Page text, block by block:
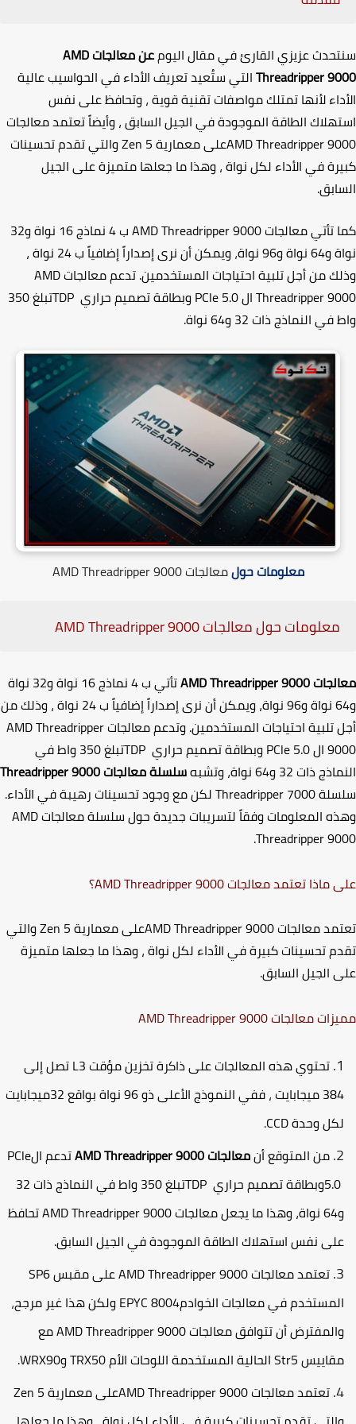
عزيزي القارئ في مقال اليومعن معالجاتAMD
Threadripperالتي ستُعيد تعريف الأداء في الحواسيب عالية
لأنها تمتلك مواصفات تقنية قوية،وتحافظ على نفس
الطاقة الموجودة في الجيل السابق ،وأيضاً تعتمد معالجات
AMD Threadripperعلى معماريةZen 5والتي تقدم تحسينات
في الأداء لكل نواة،وهذا ما جعلها متميزة على الجيل
تأتي معالجاتAMD Threadripper 9000
ب 4 نماذج 16 نواة و32
و96 نواة
،ويمكن أن نرى إصداراً إضافياً ب 24 نواة
،
من أجل تلبية احتياجات المستخدمين. تدعم معالجاتAMD
ThreadripperالPCle 5.0وبطاقة تصميم حراريTDP
تبلغ 350
النماذج ذات 32 و64 نواة.
معلومات حولمعالجاتAMD Threadripper 9000
معلومات حول معالجاتAMD Threadripper 9000
AMD Threadripper 9000
تأتي ب 4 نماذج 16 نواة و32 نواة
ويمكن أن نرى إصداراً إضافياً ب 24 نواة
،وذلك من
تلبية احتياجات المستخدمين. وتدعم معالجاتAMD Threadripper
الPCle 5.0وبطاقة تصميم حراريTDP
تبلغ 350 واط في
ذات 32 و64 نواة،
وتشبهسلسلة معالجاتThreadripper 9000
Threadripper 7000لكن مع وجود تحسينات رهيبة في الأداء.
المعلومات وفقاً لتسريبات جديدة حول سلسلة معالجاتAMD
Threadripper
.
ماذا تعتمد معالجاتAMD Threadripper 9000؟
معالجاتAMD Threadripper 9000على معماريةZen 5والتي
تحسينات كبيرة في الأداء لكل نواة،وهذا ما جعلها متميزة
الجيل السابق.
معالجاتAMD Threadripper 9000
تحتوي هذه المعالجات على ذاكرة تخزين مؤقتL3تصل إلى
ميجابايت
،
ففي النموذج الأعلى ذو 96 نواة بواقع 32ميجابايت
وحدةCCD
.
من المتوقع أنمعالجاتAMD Threadripper 9000تدعم الPCle
وبطاقة تصميم حراريTDP
تبلغ 350 واط في النماذج ذات 32
وهذا ما يجعل معالجاتAMD Threadripper 9000تحافظ
نفس استهلاك الطاقة الموجودة في الجيل السابق.
تعتمد معالجاتAMD Threadripper 9000على مقبسSP6
في معالجات الخوادمEPYC 8004ولكن هذا غير مرجح،
أن تتوافق معالجاتAMD Threadripper 9000مع
Str5الحالية المستخدمة اللوحات الأمTRX50وWRX90
.
تعتمد معالجاتAMD Threadripper 9000على معماريةZen 5